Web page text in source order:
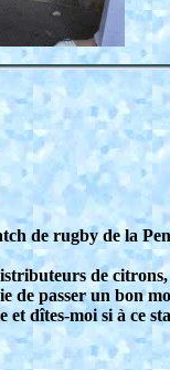
de rugby de la
de
passer un bon
dîtes-moi si à